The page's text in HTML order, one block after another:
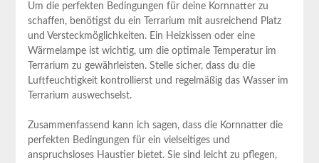
Um die perfekten Bedingungen für deine Kornnatter zu
schaffen, benötigst du ein Terrarium mit ausreichend Platz
und Versteckmöglichkeiten. Ein Heizkissen oder eine
Wärmelampe ist wichtig, um die optimale Temperatur im
Terrarium zu gewährleisten. Stelle sicher, dass du die
Luftfeuchtigkeit kontrollierst und regelmäßig das Wasser im
Terrarium auswechselst.
Zusammenfassend kann ich sagen, dass die Kornnatter die
perfekten Bedingungen für ein vielseitiges und
anspruchsloses Haustier bietet. Sie sind leicht zu pflegen,